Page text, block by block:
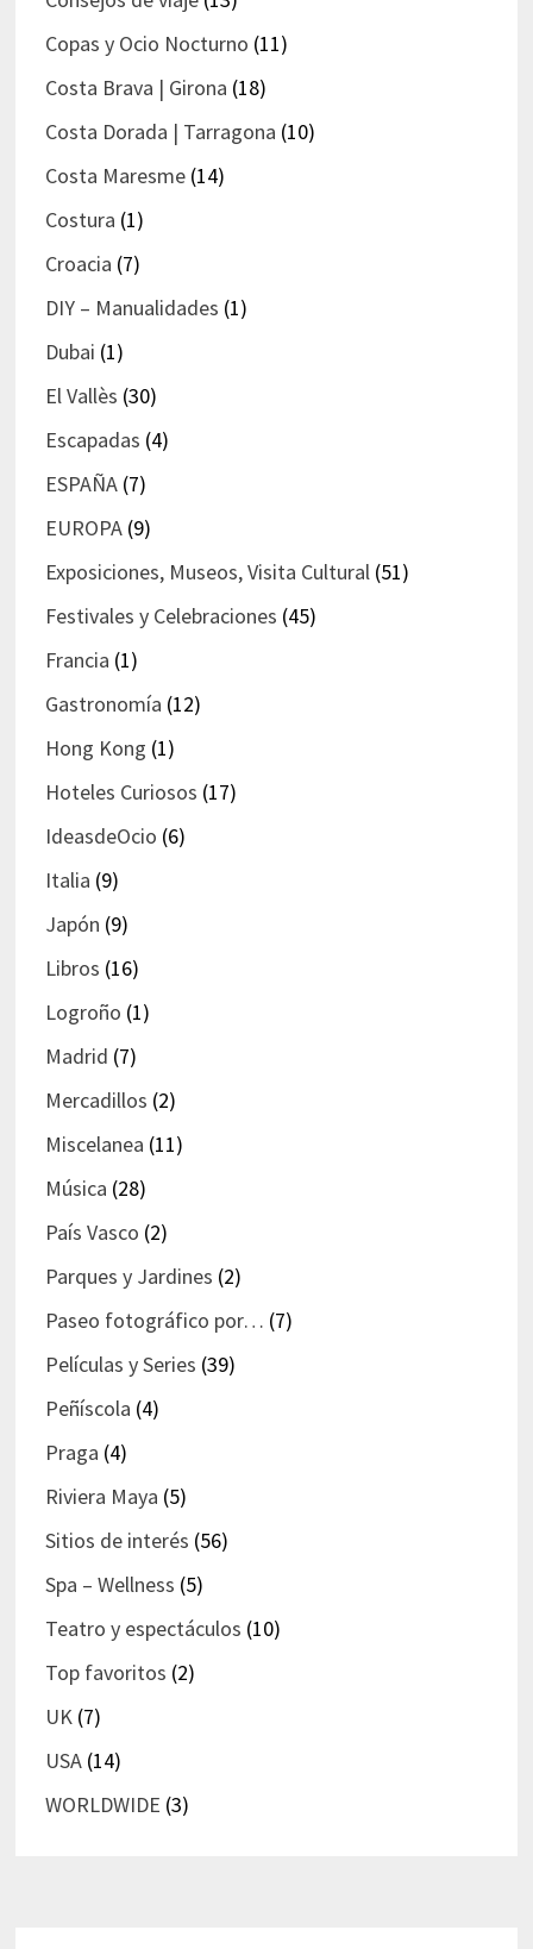
Copas y Ocio Nocturno (11)
Costa Brava | Girona (18)
Costa Dorada | Tarragona (10)
Costa Maresme(14)
Costura (1)
Croacia (7)
DIY – Manualidades (1)
Dubai (1)
El Vallès (30)
Escapadas (4)
ESPAÑA(7)
EUROPA(9)
Exposiciones, Museos, Visita Cultural(51)
Festivales y Celebraciones (45)
Francia (1)
Gastronomía (12)
Hong Kong (1)
Hoteles Curiosos (17)
IdeasdeOcio (6)
Italia (9)
Japón (9)
Libros (16)
Logroño (1)
Madrid (7)
Mercadillos (2)
Miscelanea (11)
Música (28)
País Vasco (2)
Parques y Jardines (2)
Paseo fotográfico por… (7)
Películas y Series (39)
Peñíscola (4)
Praga (4)
Riviera Maya (5)
Sitios de interés (56)
Spa – Wellness (5)
Teatro y espectáculos (10)
Top favoritos (2)
UK(7)
USA(14)
WORLDWIDE (3)